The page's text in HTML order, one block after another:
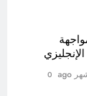
0